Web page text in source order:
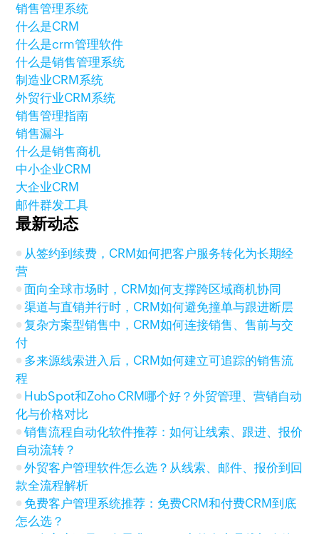
销售管理系统
什么是CRM
什么是crm管理软件
什么是销售管理系统
制造业CRM系统
外贸行业CRM系统
销售管理指南
销售漏斗
什么是销售商机
中小企业CRM
大企业CRM
邮件群发工具
最新动态
从签约到续费，CRM如何把客户服务转化为长期经
营
面向全球市场时，CRM如何支撑跨区域商机协同
渠道与直销并行时，CRM如何避免撞单与跟进断层
复杂方案型销售中，CRM如何连接销售、售前与交
付
多来源线索进入后，CRM如何建立可追踪的销售流
程
HubSpot和Zoho CRM哪个好？外贸管理、营销自动
化与价格对比
销售流程自动化软件推荐：如何让线索、跟进、报价
自动流转？
外贸客户管理软件怎么选？从线索、邮件、报价到回
款全流程解析
免费客户管理系统推荐：免费CRM和付费CRM到底
怎么选？